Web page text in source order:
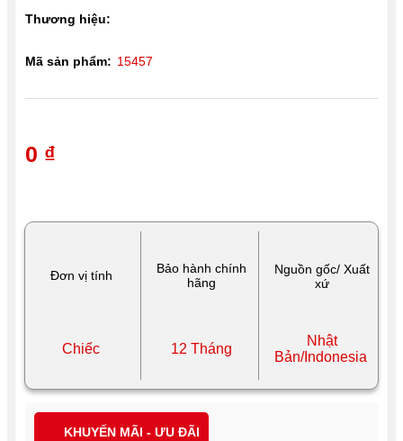
Đơn vị tính
Bảo hành chính
hãng
Nguồn gốc/ Xuất
xứ
Chiếc 12 Tháng
Nhật
Bản/Indonesia
0 ₫
Thương hiệu:
Mã sản phẩm: 15457
KHUYẾN MÃI - ƯU ĐÃI